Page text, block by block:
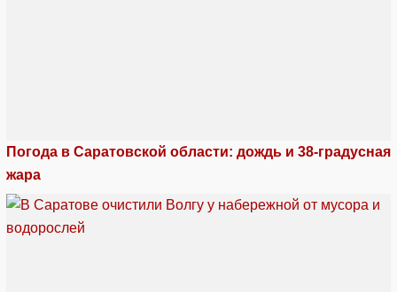
Погода в Саратовской области: дождь и 38-градусная
жара